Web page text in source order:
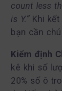
count less
is Y.”Khi kết
bạn cần
Kiểm định
kê khi số
20% số ô